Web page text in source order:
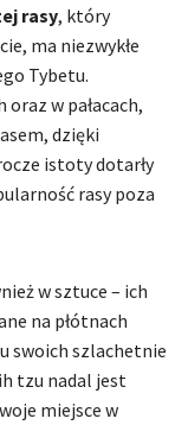
rasy, który
ma niezwykłe
Tybetu.
w pałacach,
dzięki
istoty dotarły
rasy poza
w sztuce – ich
na płótnach
swoich szlachetnie
tzu nadal jest
miejsce w